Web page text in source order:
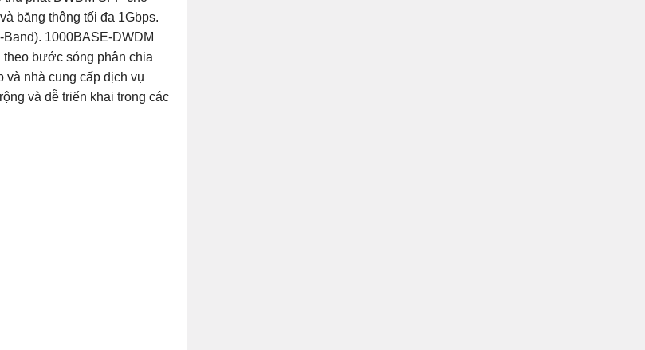
băng thông tối đa 1Gbps.
1000BASE-DWDM
theo bước sóng phân chia
và nhà cung cấp dịch vụ
và dễ triển khai trong các